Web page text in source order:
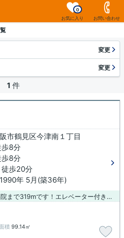
お気に入り
0
お問い合わせ
変更
変更
1 件
市鶴見区今津南１丁目
8分
8分
歩20分
年 5月(築36年)
家から医療法人正和会新協和病院まで319mです！エレベーター付きの物件なので、重い荷物を運ぶ時に便利です！この物件は13階建てとなっており、見晴らしもいいです！中古でありながら、綺麗で機能的な設備のあるマンションです！人生で一度あるかないかの不動産購入で、失敗なんてしたら取り返しが付かないですよね！そんなことがないように、当社の経験豊富なスタッフがしっかりとサポートいたします(*^^*)
積 99.14㎡